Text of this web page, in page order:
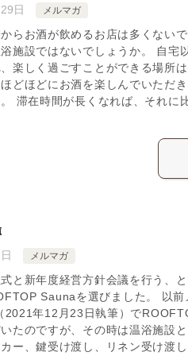
日 メルマガ
らお酒が飲めるお店は多くない
施設ではないでしょうか。 自宅
楽しく過ごすことができる場所
どほどにお酒を楽しんでいただ
滞在時間が長くなれば、それに
メルマガ
と新年度経営方針会議を行う、
Saunaを選びました。 以
2021年12月23日執筆）で
たのですが、その時は温浴施設
ー、鍵受け渡し、リネン受け渡